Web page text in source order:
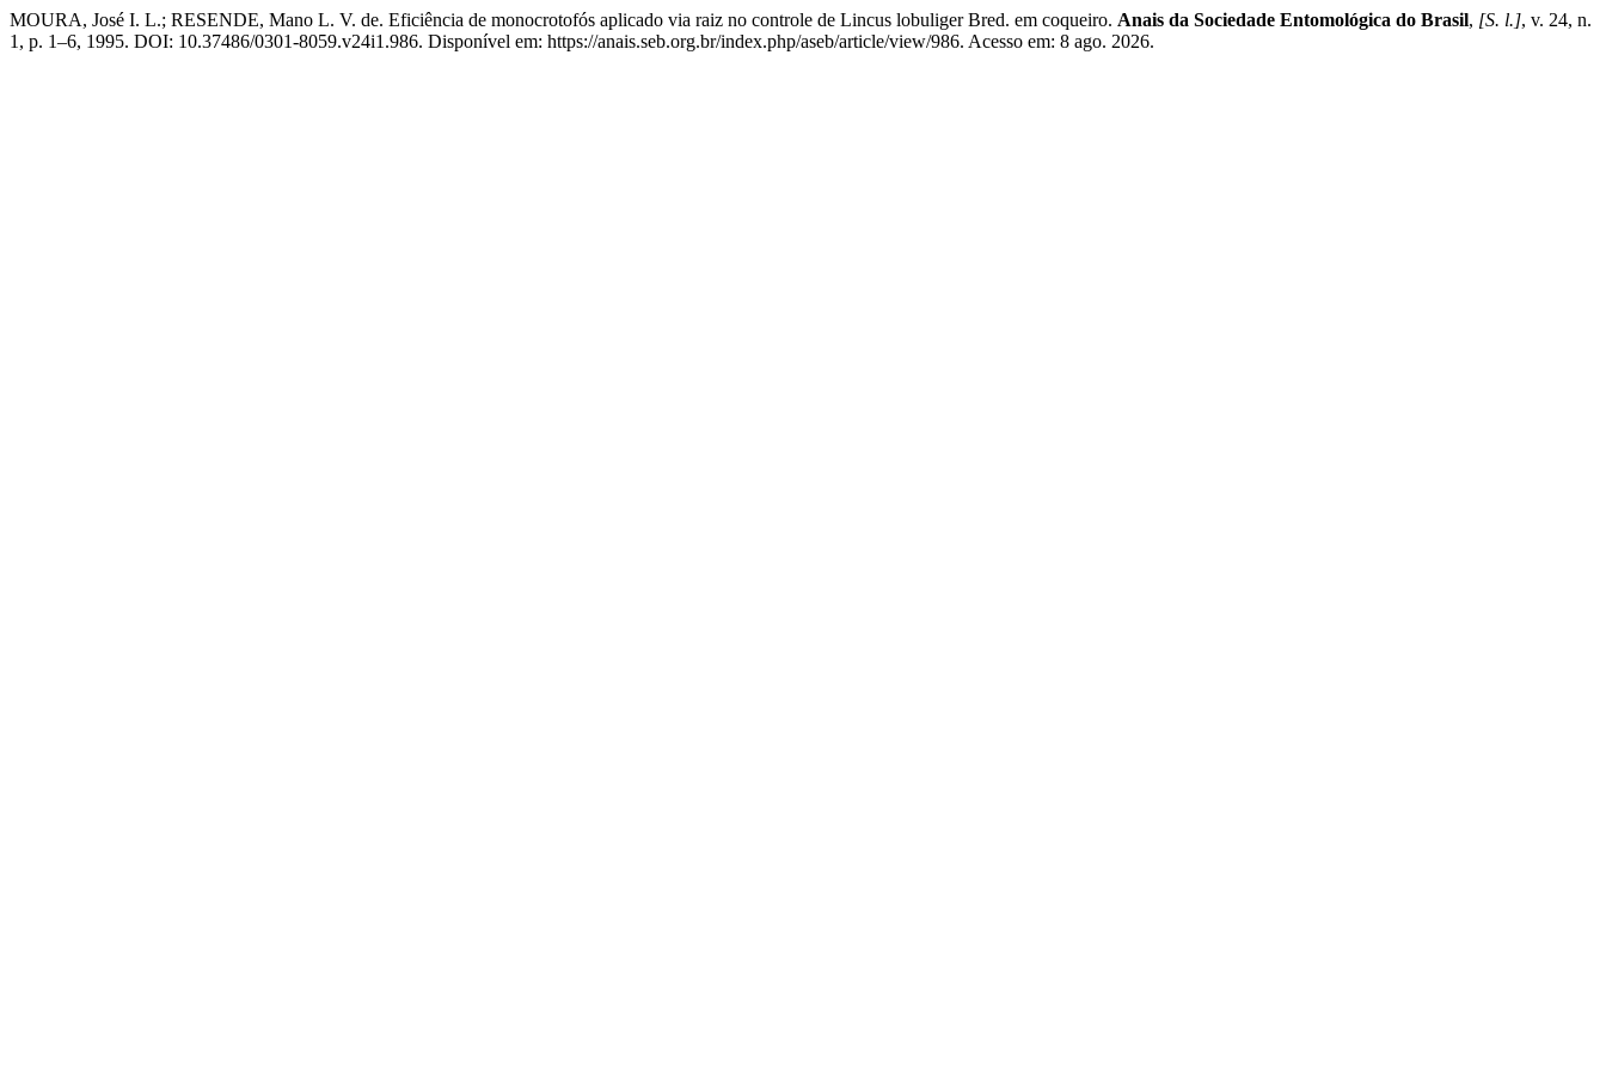
MOURA, José I. L.; RESENDE, Mano L. V. de. Eficiência de monocrotofós aplicado via raiz no controle de Lincus lobuliger Bred. em coqueiro. Anais da Sociedade Entomológica do Brasil, [S. l.], v. 24, n.
1, p. 1–6, 1995. DOI: 10.37486/0301-8059.v24i1.986. Disponível em: https://anais.seb.org.br/index.php/aseb/article/view/986. Acesso em: 8 ago. 2026.